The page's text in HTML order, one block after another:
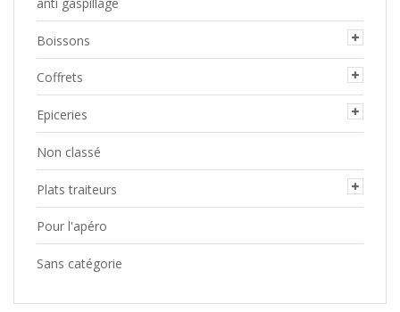
Boissons
Coffrets
Epiceries
Non classé
Plats traiteurs
Pour l'apéro
Sans catégorie